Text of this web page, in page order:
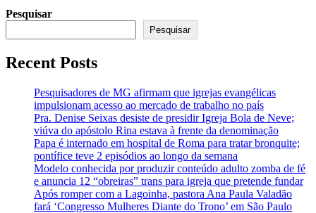
Pesquisar
Pesquisar
Recent Posts
Pesquisadores de MG afirmam que igrejas evangélicas
impulsionam acesso ao mercado de trabalho no país
Pra. Denise Seixas desiste de presidir Igreja Bola de Neve;
viúva do apóstolo Rina estava à frente da denominação
Papa é internado em hospital de Roma para tratar bronquite;
pontífice teve 2 episódios ao longo da semana
Modelo conhecida por produzir conteúdo adulto zomba de fé
e anuncia 12 “obreiras” trans para igreja que pretende fundar
Após romper com a Lagoinha, pastora Ana Paula Valadão
fará ‘Congresso Mulheres Diante do Trono’ em São Paulo